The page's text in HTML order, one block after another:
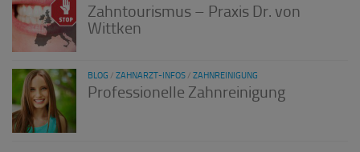
Zahntourismus – Praxis Dr. von
Wittken
BLOG / ZAHNARZT-INFOS / ZAHNREINIGUNG
Professionelle Zahnreinigung